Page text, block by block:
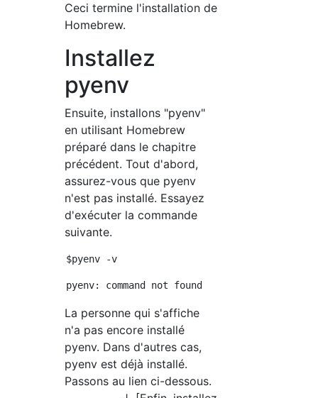
Ceci termine l'installation de
Homebrew.
Installez
pyenv
Ensuite, installons "pyenv"
en utilisant Homebrew
préparé dans le chapitre
précédent. Tout d'abord,
assurez-vous que pyenv
n'est pas installé. Essayez
d'exécuter la commande
suivante.
La personne qui s'affiche
n'a pas encore installé
pyenv. Dans d'autres cas,
pyenv est déjà installé.
Passons au lien ci-dessous.